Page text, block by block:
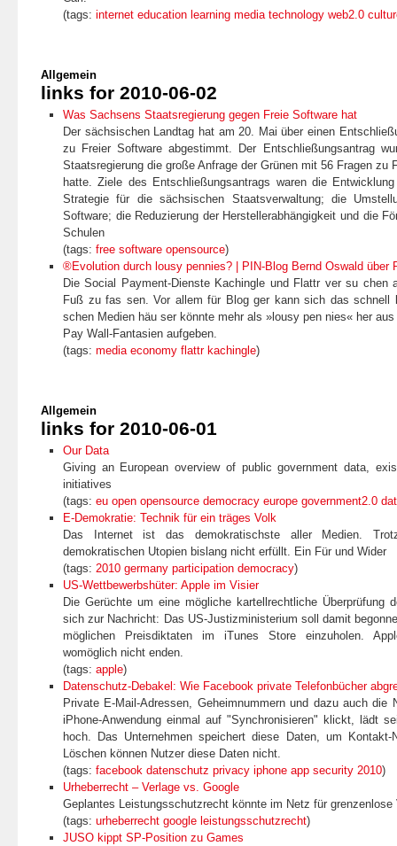
(tags: internet education learning media technology web2.0
Allgemein
links for 2010-06-02
Was Sachsens Staatsregierung gegen Freie Software hat
Der sächsischen Landtag hat am 20. Mai über einen
zu Freier Software abgestimmt. Der Entschließungsantrag
Staatsregierung die große Anfrage der Grünen mit 56 Fragen zu
hatte. Ziele des Entschließungsantrags waren die
Strategie für die sächsischen Staatsverwaltung; die
Software; die Reduzierung der Herstellerabhängigkeit und die
Schulen
(tags: free software opensource)
®Evolution durch lousy pennies? | PIN-Blog Bernd Oswald über
Die Social Payment-Dienste Kachingle und Flattr ver su chen
Fuß zu fas sen. Vor allem für Blog ger kann sich das schnell
schen Medi­en häu ser könnte mehr als »lousy pen nies« her
Pay Wall-Fantasien aufgeben.
(tags: media economy flattr kachingle)
Allgemein
links for 2010-06-01
Our Data
Giving an European overview of public government data,
initiatives
(tags: eu open opensource democracy europe government2.0
E-Demokratie: Technik für ein träges Volk
Das Internet ist das demokratischste aller Medien.
demokratischen Utopien bislang nicht erfüllt. Ein Für und Wider
(tags: 2010 germany participation democracy)
US-Wettbewerbshüter: Apple im Visier
Die Gerüchte um eine mögliche kartellrechtliche Überprüfung
sich zur Nachricht: Das US-Justizministerium soll damit
möglichen Preisdiktaten im iTunes Store einzuholen.
womöglich nicht enden.
(tags: apple)
Datenschutz-Debakel: Wie Facebook private Telefonbücher
Private E-Mail-Adressen, Geheimnummern und dazu auch die
iPhone-Anwendung einmal auf "Synchronisieren" klickt, lädt
hoch. Das Unternehmen speichert diese Daten, um Kontakt-
Löschen können Nutzer diese Daten nicht.
(tags: facebook datenschutz privacy iphone app security 2010)
Urheberrecht – Verlage vs. Google
Geplantes Leistungsschutzrecht könnte im Netz für grenzenlose
(tags: urheberrecht google leistungsschutzrecht)
JUSO kippt SP-Position zu Games